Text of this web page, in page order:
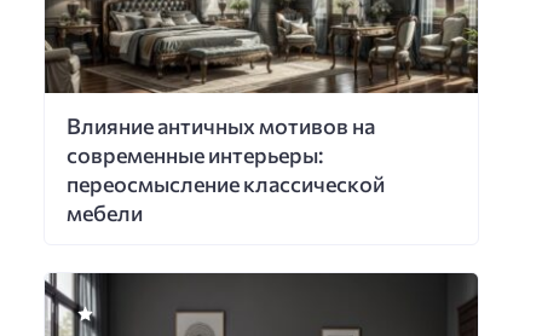
Влияние античных мотивов на
современные интерьеры:
переосмысление классической
мебели